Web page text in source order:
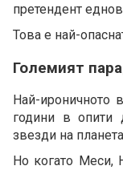
претендент
Това е най-
Големият
Най-ироничното
години в опити
звезди на
Но когато Меси,